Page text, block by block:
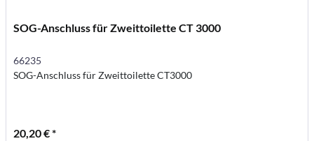
SOG-Anschluss für Zweittoilette CT 3000
66235
SOG-Anschluss für Zweittoilette CT3000
20,20 € *